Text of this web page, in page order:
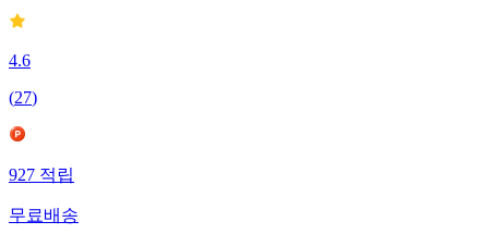
4.6
(27)
927적립
무료배송